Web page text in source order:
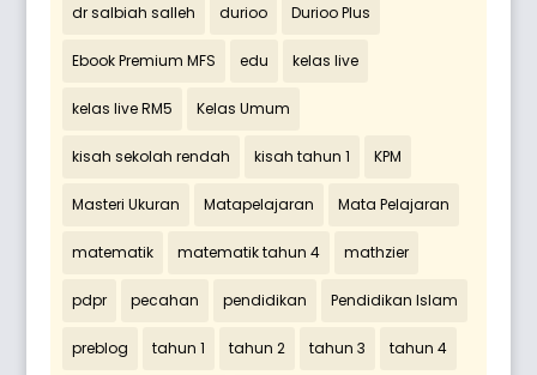
dr salbiah salleh durioo Durioo Plus
Ebook Premium MFS edu kelas live
kelas live RM5 Kelas Umum
kisah sekolah rendah kisah tahun 1 KPM
Masteri Ukuran Matapelajaran Mata Pelajaran
matematik matematik tahun 4 mathzier
pdpr pecahan pendidikan Pendidikan Islam
preblog tahun 1 tahun 2 tahun 3 tahun 4